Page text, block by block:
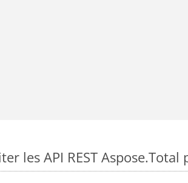
les API REST Aspose.Total